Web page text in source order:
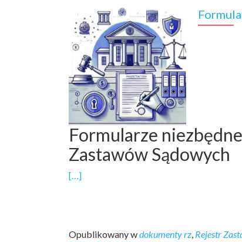
Formularze
Zastawów Sądowych
[…]
Opublikowany wdokumenty rz, Rejestr